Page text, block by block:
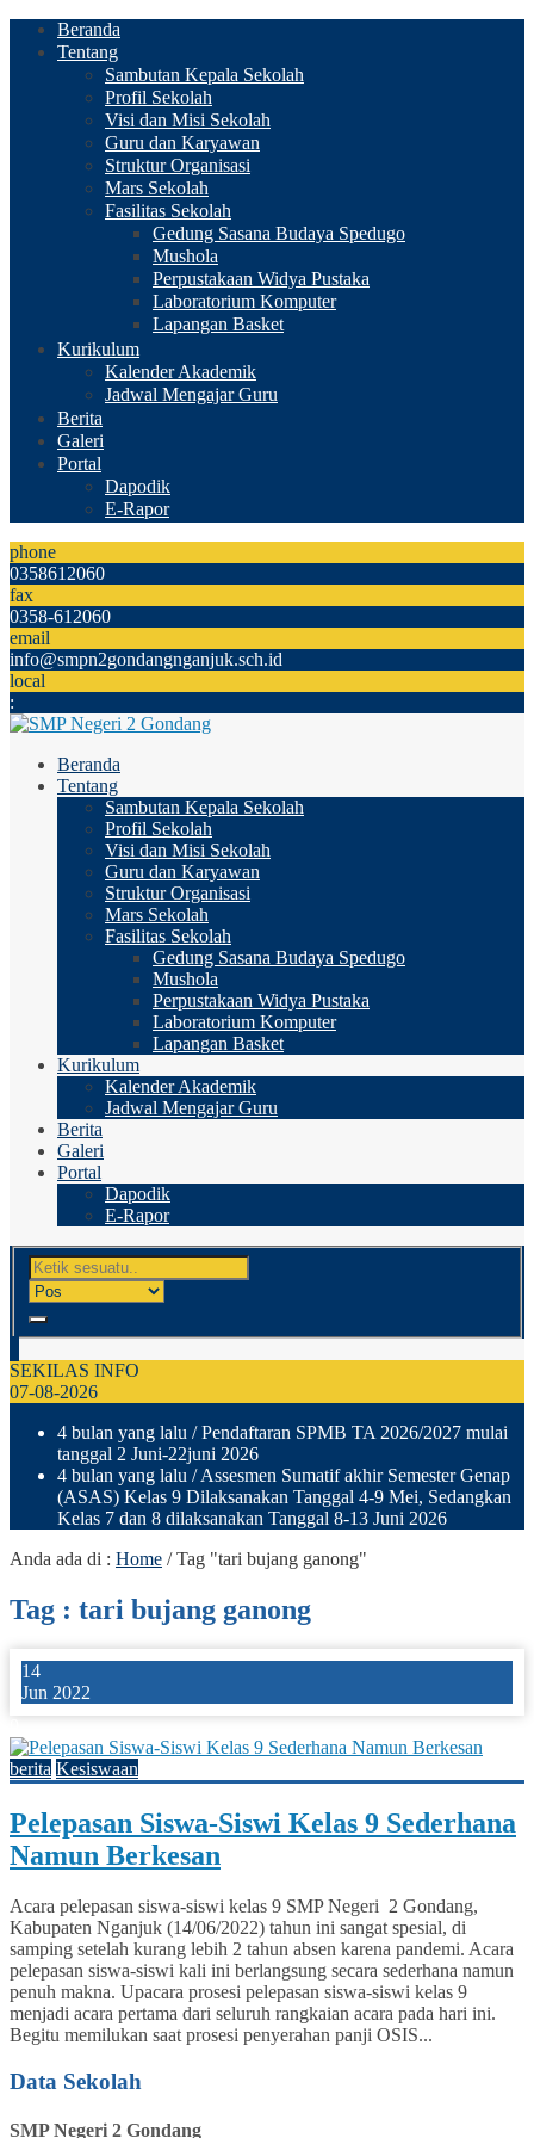
Beranda
Tentang
Sambutan Kepala Sekolah
Profil Sekolah
Visi dan Misi Sekolah
Guru dan Karyawan
Struktur Organisasi
Mars Sekolah
Fasilitas Sekolah
Gedung Sasana Budaya Spedugo
Mushola
Perpustakaan Widya Pustaka
Laboratorium Komputer
Lapangan Basket
Kurikulum
Kalender Akademik
Jadwal Mengajar Guru
Berita
Galeri
Portal
Dapodik
E-Rapor
phone
0358612060
fax
0358-612060
email
info@smpn2gondangnganjuk.sch.id
local
:
Beranda
Tentang
Sambutan Kepala Sekolah
Profil Sekolah
Visi dan Misi Sekolah
Guru dan Karyawan
Struktur Organisasi
Mars Sekolah
Fasilitas Sekolah
Gedung Sasana Budaya Spedugo
Mushola
Perpustakaan Widya Pustaka
Laboratorium Komputer
Lapangan Basket
Kurikulum
Kalender Akademik
Jadwal Mengajar Guru
Berita
Galeri
Portal
Dapodik
E-Rapor
SEKILAS INFO
07-08-2026
4 bulan yang lalu / Pendaftaran SPMB TA 2026/2027 mulai
tanggal 2 Juni-22juni 2026
4 bulan yang lalu / Assesmen Sumatif akhir Semester Genap
(ASAS) Kelas 9 Dilaksanakan Tanggal 4-9 Mei, Sedangkan
Kelas 7 dan 8 dilaksanakan Tanggal 8-13 Juni 2026
Anda ada di : Home /Tag "tari bujang ganong"
Tag : tari bujang ganong
14
Jun 2022
berita Kesiswaan
Pelepasan Siswa-Siswi Kelas 9 Sederhana
Namun Berkesan
Acara pelepasan siswa-siswi kelas 9 SMP Negeri 2 Gondang,
Kabupaten Nganjuk (14/06/2022) tahun ini sangat spesial, di
samping setelah kurang lebih 2 tahun absen karena pandemi. Acara
pelepasan siswa-siswi kali ini berlangsung secara sederhana namun
penuh makna. Upacara prosesi pelepasan siswa-siswi kelas 9
menjadi acara pertama dari seluruh rangkaian acara pada hari ini.
Begitu memilukan saat prosesi penyerahan panji OSIS...
Data Sekolah
SMP Negeri 2 Gondang